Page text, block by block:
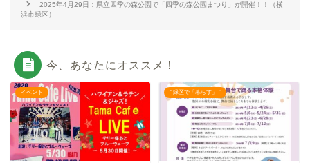
2025年4月29日：県立四季の森公園で「四季の森公園まつり」が開催！！（横
浜市緑区）
今、あなたにオススメ！
イベント “ 緑区で「暮らす」 ”